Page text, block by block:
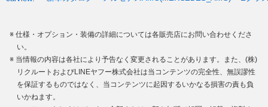
仕様・オプション・装備の詳細については各販売店にお問い合わせくださ
い。
当情報の内容は各社により予告なく変更されることがあります。また、(株)
リクルートおよびLINEヤフー株式会社は当コンテンツの完全性、無誤謬性
を保証するものではなく、当コンテンツに起因するいかなる損害の責も負
いかねます。